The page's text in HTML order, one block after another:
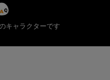
キャラクターです